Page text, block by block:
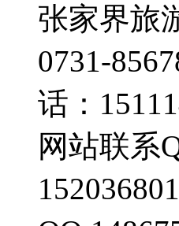
张家界旅
0731-
话：
网站联系